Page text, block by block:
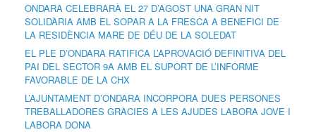
ONDARA CELEBRARÀ EL 27 D’AGOST UNA GRAN NIT
SOLIDÀRIA AMB EL SOPAR A LA FRESCA A BENEFICI DE
LA RESIDÈNCIA MARE DE DÉU DE LA SOLEDAT
EL PLE D’ONDARA RATIFICA L’APROVACIÓ DEFINITIVA DEL
PAI DEL SECTOR 9A AMB EL SUPORT DE L’INFORME
FAVORABLE DE LA CHX
L’AJUNTAMENT D’ONDARA INCORPORA DUES PERSONES
TREBALLADORES GRÀCIES A LES AJUDES LABORA JOVE I
LABORA DONA